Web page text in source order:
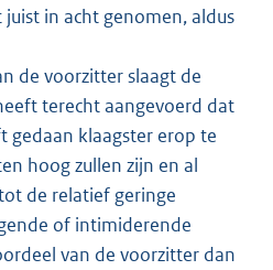
in acht genomen, aldus
de voorzitter slaagt de
terecht aangevoerd dat
gedaan klaagster erop te
hoog zullen zijn en al
de relatief geringe
of intimiderende
van de voorzitter dan